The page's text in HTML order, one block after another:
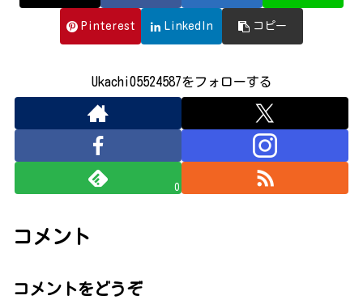
Pinterest LinkedIn コピー
Ukachi05524587をフォローする
0
コメント
コメントをどうぞ